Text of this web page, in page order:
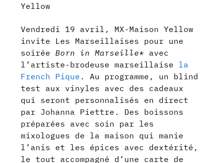
Yellow
Vendredi 19 avril, MX-Maison Yellow
invite Les Marseillaises pour une
soirée Born in Marseille* avec
l’artiste-brodeuse marseillaise la
French Pique . Au programme, un blind
test aux vinyles avec des cadeaux
qui seront personnalisés en direct
par Johanna Piettre. Des boissons
préparées avec soin par les
mixologues de la maison qui manie
l’anis et les épices avec dextérité,
le tout accompagné d’une carte de